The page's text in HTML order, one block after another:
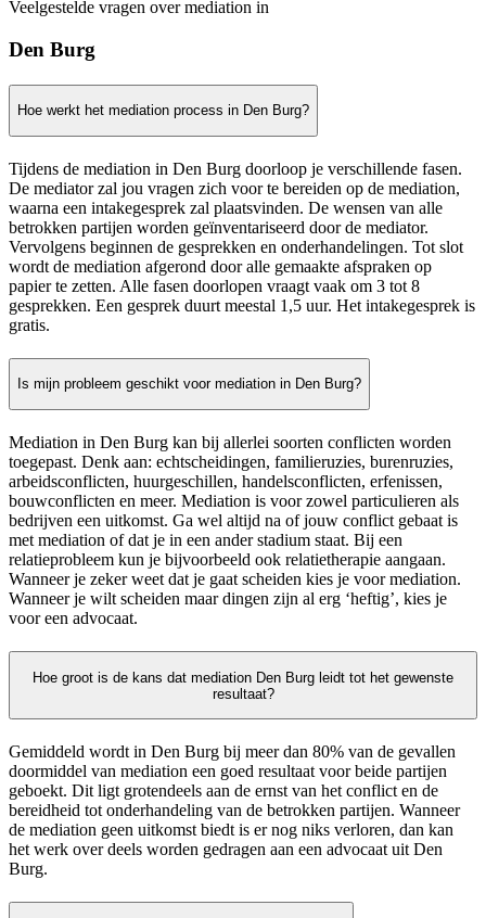
Veelgestelde vragen over mediation in
Den Burg
Hoe werkt het mediation process in Den Burg?
Tijdens de mediation in Den Burg doorloop je verschillende fasen.
De mediator zal jou vragen zich voor te bereiden op de mediation,
waarna een intakegesprek zal plaatsvinden. De wensen van alle
betrokken partijen worden geïnventariseerd door de mediator.
Vervolgens beginnen de gesprekken en onderhandelingen. Tot slot
wordt de mediation afgerond door alle gemaakte afspraken op
papier te zetten. Alle fasen doorlopen vraagt vaak om 3 tot 8
gesprekken. Een gesprek duurt meestal 1,5 uur. Het intakegesprek is
gratis.
Is mijn probleem geschikt voor mediation in Den Burg?
Mediation in Den Burg kan bij allerlei soorten conflicten worden
toegepast. Denk aan: echtscheidingen, familieruzies, burenruzies,
arbeidsconflicten, huurgeschillen, handelsconflicten, erfenissen,
bouwconflicten en meer. Mediation is voor zowel particulieren als
bedrijven een uitkomst. Ga wel altijd na of jouw conflict gebaat is
met mediation of dat je in een ander stadium staat. Bij een
relatieprobleem kun je bijvoorbeeld ook relatietherapie aangaan.
Wanneer je zeker weet dat je gaat scheiden kies je voor mediation.
Wanneer je wilt scheiden maar dingen zijn al erg ‘heftig’, kies je
voor een advocaat.
Hoe groot is de kans dat mediation Den Burg leidt tot het gewenste
resultaat?
Gemiddeld wordt in Den Burg bij meer dan 80% van de gevallen
doormiddel van mediation een goed resultaat voor beide partijen
geboekt. Dit ligt grotendeels aan de ernst van het conflict en de
bereidheid tot onderhandeling van de betrokken partijen. Wanneer
de mediation geen uitkomst biedt is er nog niks verloren, dan kan
het werk over deels worden gedragen aan een advocaat uit Den
Burg.